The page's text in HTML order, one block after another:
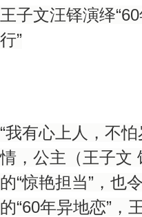
王子文汪铎演绎
行”
“我有心上人，不
情，公主（王子文
的“惊艳担当”，也
的“60年异地恋”，